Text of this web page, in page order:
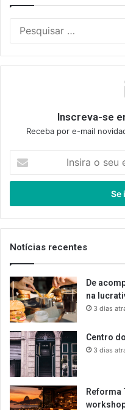
Inscreva-se
Receba por e-mail
seu
de
email
Notícias recentes
De
na
3 dias
Centro
3 dias
Reforma